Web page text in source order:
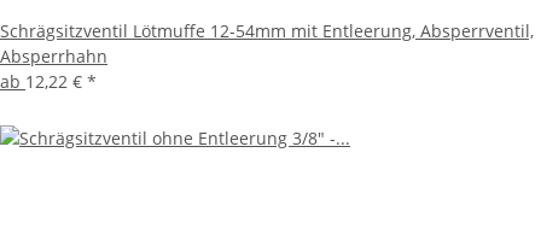
Schrägsitzventil Lötmuffe 12-54mm mit Entleerung, Absperrventil,
Absperrhahn
ab 12,22 € *